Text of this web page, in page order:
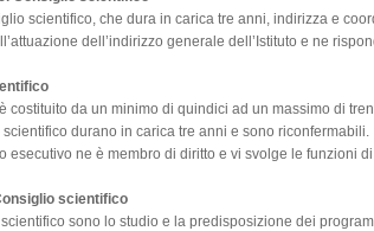
scientifico, che dura in carica tre anni, indirizza e
dell’indirizzo generale dell’Istituto e ne
costituito da un minimo di quindici ad un massimo di
scientifico durano in carica tre anni e sono riconfermabili.
esecutivo ne è membro di diritto e vi svolge le funzioni
scientifico
sono lo studio e la predisposizione dei